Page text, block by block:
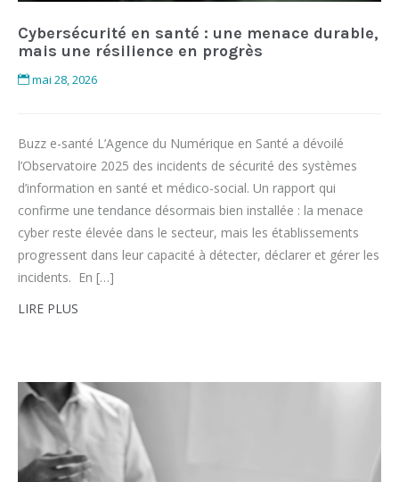
Cybersécurité en santé : une menace durable,
mais une résilience en progrès
mai 28, 2026
Buzz e-santé L’Agence du Numérique en Santé a dévoilé
l’Observatoire 2025 des incidents de sécurité des systèmes
d’information en santé et médico-social. Un rapport qui
confirme une tendance désormais bien installée : la menace
cyber reste élevée dans le secteur, mais les établissements
progressent dans leur capacité à détecter, déclarer et gérer les
incidents. En […]
LIRE PLUS